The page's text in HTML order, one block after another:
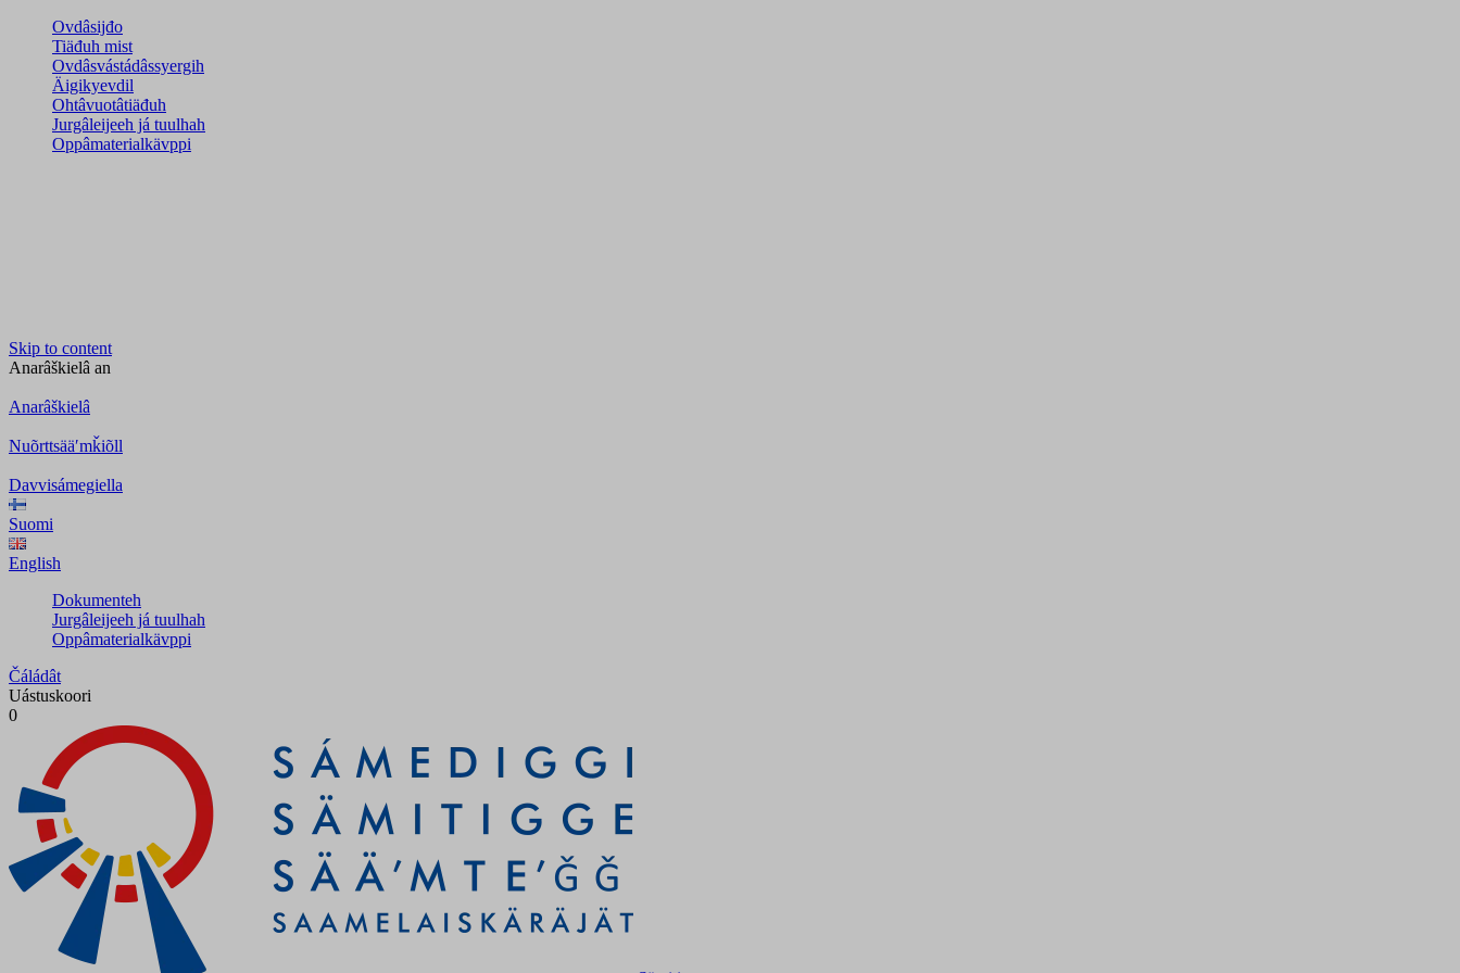
Ovdâsijđo
Tiäđuh mist
Ovdâsvástádâssyergih
Äigikyevdil
Ohtâvuotâtiäđuh
Jurgâleijeeh já tuulhah
Oppâmaterialkävppi
Skip to content
Anarâškielâ an
Anarâškielâ
Nuõrttsääʹmǩiõll
Davvisámegiella
Suomi
English
Dokumenteh
Jurgâleijeeh já tuulhah
Oppâmaterialkävppi
Čáládât
Uástuskoori
0